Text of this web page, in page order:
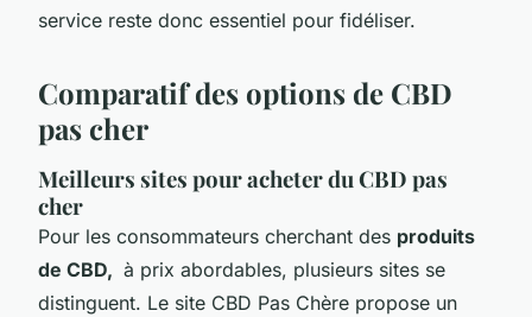
service reste donc essentiel pour fidéliser.
Comparatif des options de CBD
pas cher
Meilleurs sites pour acheter du CBD pas
cher
Pour les consommateurs cherchant des produits
de CBD, à prix abordables, plusieurs sites se
distinguent. Le site CBD Pas Chère propose un